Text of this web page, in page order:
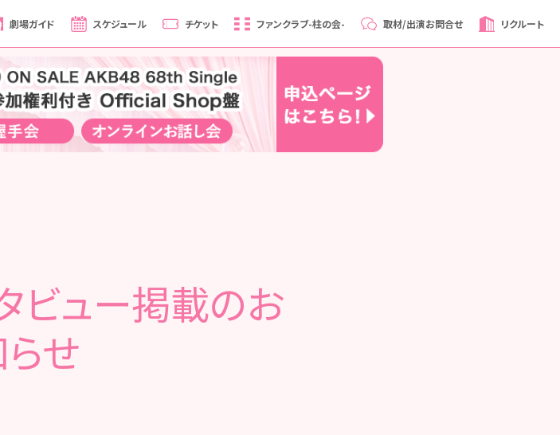
劇場ガイド スケジュール チケット ファンクラブ-柱の会- 取材/出演お問合せ リクルート
ビュー掲載のお
せ